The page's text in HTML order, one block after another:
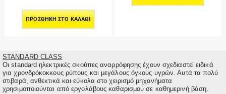
ΠΡΟΣΘΉΚΗ ΣΤΟ ΚΑΛΆΘΙ
STANDARD CLASS
Οι standard ηλεκτρικές σκούπες αναρρόφησης έχουν σχεδιαστεί ειδικά
για χρονδρόκοκκους ρύπους και μεγάλους όγκους υγρών. Αυτά τα πολύ
στιβαρά, ανθεκτικά και εύκολα στο χειρισμό μηχανήματα
χρησιμοποιούνται από εργολάβους καθαρισμού σε καθημερινή βάση.